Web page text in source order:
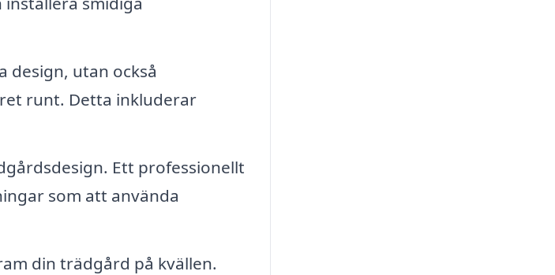
design, utan också
runt. Detta inkluderar
Ett professionellt
som att använda
din trädgård på kvällen.